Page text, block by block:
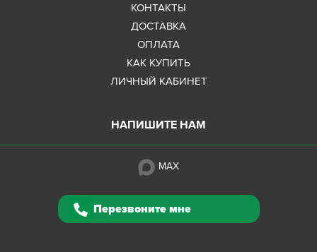
КОНТАКТЫ
ДОСТАВКА
ОПЛАТА
КАК КУПИТЬ
ЛИЧНЫЙ КАБИНЕТ
НАПИШИТЕ НАМ
MAX
Перезвоните мне